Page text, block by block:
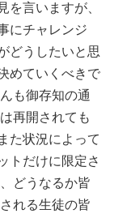
を言いますが、
にチャレンジ
どうしたいと思
めていくべきで
も御存知の通
再開されても
た状況によって
トだけに限定さ
どうなるか皆
れる生徒の皆